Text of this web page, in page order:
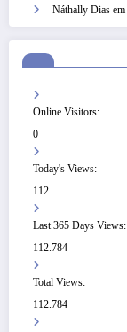
Náthally Dias em
Online Visitors:
0
Today's Views:
112
Last 365 Days Views:
112.784
Total Views:
112.784